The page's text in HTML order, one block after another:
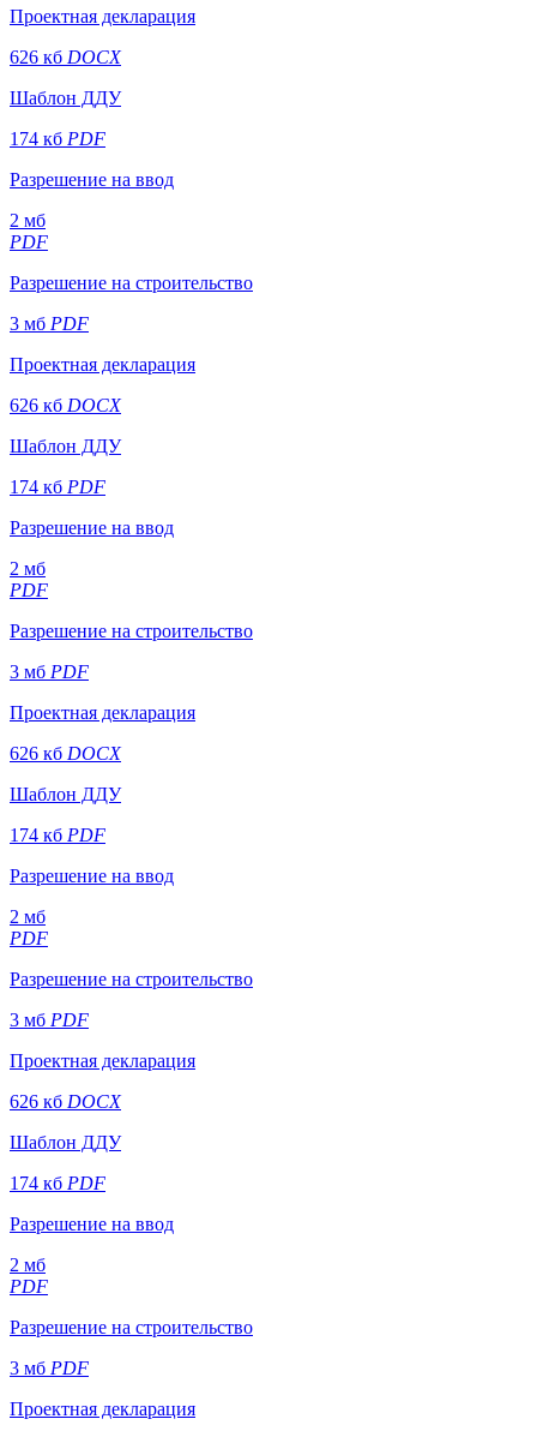
Проектная декларация
626 кб DOCX
Шаблон ДДУ
174 кб PDF
Разрешение на ввод
2 мб
PDF
Разрешение на строительство
3 мб PDF
Проектная декларация
626 кб DOCX
Шаблон ДДУ
174 кб PDF
Разрешение на ввод
2 мб
PDF
Разрешение на строительство
3 мб PDF
Проектная декларация
626 кб DOCX
Шаблон ДДУ
174 кб PDF
Разрешение на ввод
2 мб
PDF
Разрешение на строительство
3 мб PDF
Проектная декларация
626 кб DOCX
Шаблон ДДУ
174 кб PDF
Разрешение на ввод
2 мб
PDF
Разрешение на строительство
3 мб PDF
Проектная декларация